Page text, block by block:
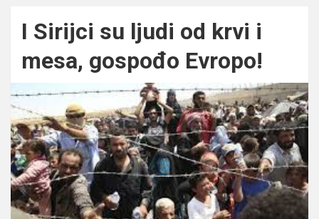
I Sirijci su ljudi od krvi i
mesa, gospođo Evropo!